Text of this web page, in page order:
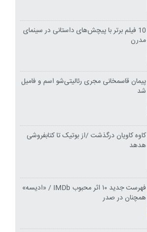
10 فیلم برتر با پیچش‌های داستانی در سینمای
مدرن
پیمان قاسمخانی مجری رئالیتی‌شو اسم و فامیل
شد
کاوه کاویان درگذشت /از بوتیک تا کتابفروشی
هدهد
فهرست جدید ۱۰ اثر محبوب IMDb / «ادیسه»
همچنان در صدر